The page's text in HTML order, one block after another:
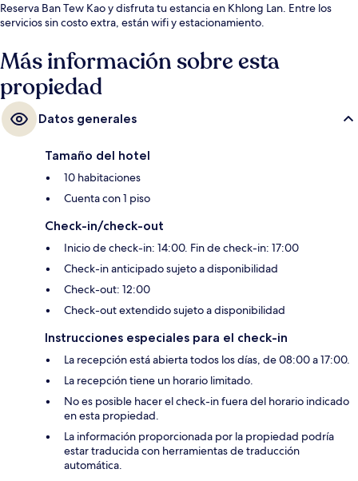
Reserva Ban Tew Kao y disfruta tu estancia en Khlong Lan. Entre los
servicios sin costo extra, están wifi y estacionamiento.
Más información sobre esta
propiedad
Datos generales
Tamaño del hotel
10 habitaciones
Cuenta con 1 piso
Check-in/check-out
Inicio de check-in: 14:00. Fin de check-in: 17:00
Check-in anticipado sujeto a disponibilidad
Check-out: 12:00
Check-out extendido sujeto a disponibilidad
Instrucciones especiales para el check-in
La recepción está abierta todos los días, de 08:00 a 17:00.
La recepción tiene un horario limitado.
No es posible hacer el check-in fuera del horario indicado
en esta propiedad.
La información proporcionada por la propiedad podría
estar traducida con herramientas de traducción
automática.